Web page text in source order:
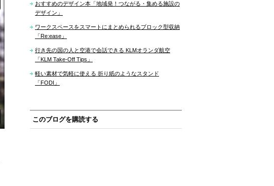
おすすめのデザイン本「地域発！つながる・集める施設の
デザイン」
ワークスペースをスマートにまとめられるブロック型収納
「Re:ease」
行き先の国の人と空港で会話できる KLMオランダ航空
「KLM Take-Off Tips」
軽い素材で気軽に使える 折り紙のようなスタンド
「FODI」
このブログを購読する